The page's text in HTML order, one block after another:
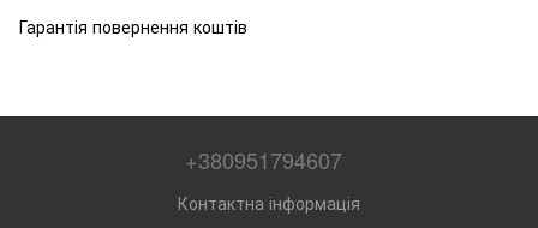
Гарантія повернення коштів
+380951794607
Контактна інформація